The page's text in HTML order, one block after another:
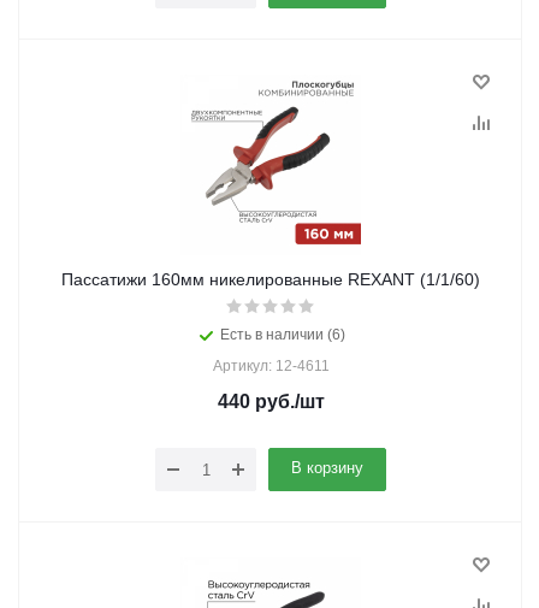
Пассатижи 160мм никелированные REXANT (1/1/60)
Есть в наличии (6)
Артикул: 12-4611
440руб./шт
В корзину